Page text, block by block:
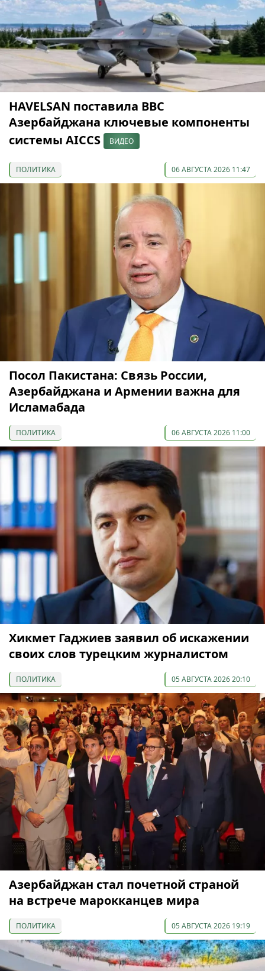
HAVELSAN поставила ВВС
Азербайджана ключевые компоненты
системы AICCS
ВИДЕО
ПОЛИТИКА 06 АВГУСТА 2026 11:47
Посол Пакистана: Связь России,
Азербайджана и Армении важна для
Исламабада
ПОЛИТИКА 06 АВГУСТА 2026 11:00
Хикмет Гаджиев заявил об искажении
своих слов турецким журналистом
ПОЛИТИКА 05 АВГУСТА 2026 20:10
Азербайджан стал почетной страной
на встрече марокканцев мира
ПОЛИТИКА 05 АВГУСТА 2026 19:19